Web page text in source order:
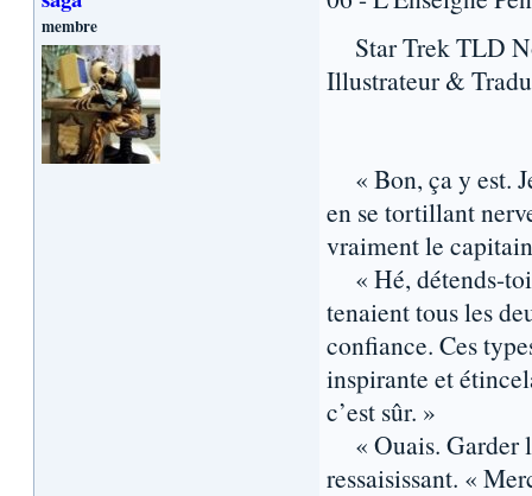
membre
Star Trek TLD
Illustrateur &
« Bon, ça y est.
en se tortillant
vraiment le
« Hé, détends-
tenaient tous les
confiance. Ces
inspirante et
c’est sûr. »
« Ouais. Garder
ressaisissant. «